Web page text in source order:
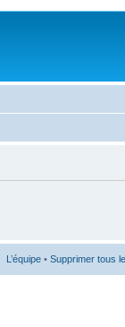
L’équipe • Supprimer tous